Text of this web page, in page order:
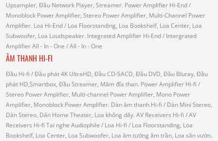
Upsampler, Đầu Network Player, Streamer. Power Amplifier Hi-End/
Monoblock Power Amplifier, Stereo Power Amplifier, Multi-Channel Power
Amplifier. Loa Hi-End/ Loa Floorstanding, Loa Bookshelf, Loa Center, Loa
Subwoofer, Loa Loudspeaker. Integrated Amplifier Hi-End/ Intergrated
AmplifierAll - In - One / All - In - One
ÂM THANH HI-FI
Đầu Hi-fi / Đầu phát 4K UltraHD, Đầu CD-SACD, Đầu DVD, Đầu Bluray, Đầu
phát HD,Smartbox, Đầu Streamer, Mâm đĩa than. Power Amplifier Hi-fi /
Stereo Power Amplifier, Multi-channel Power Amplifier, Mono Power
Amplifier, Monoblock Power Amplifier. Dàn âm thanh Hi-fi / Dàn Mini Stereo,
Dàn Stereo, Dàn Home Theater, Loa không dây. AV Receivers Hi-fi / AV
Receivers Hi-fi Tai nghe Audiophile / Loa Hi-fi / Loa Floorstanding, Loa
Bookshelf, Loa Center, Loa Subwoofer, Loa âm tường âm trần, Loa sân vườn.